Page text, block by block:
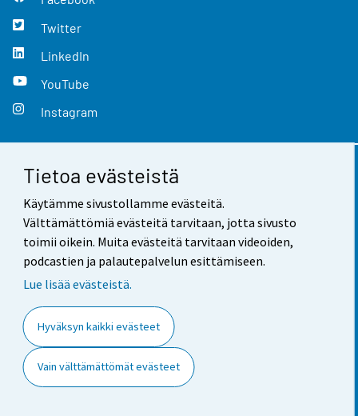
Tietoa evästeistä
Käytämme sivustollamme evästeitä.
Välttämättömiä evästeitä tarvitaan, jotta sivusto
toimii oikein. Muita evästeitä tarvitaan videoiden,
podcastien ja palautepalvelun esittämiseen.
Lue lisää evästeistä.
Hyväksyn kaikki evästeet
Vain välttämättömät evästeet
Twitter
LinkedIn
YouTube
Instagram
Yhteystiedot
Palaute
Käyttöehdot
Saavutettavuus
Tietoa sivustosta
Evästeasetukset